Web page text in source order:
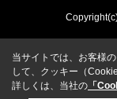
当サイトでは、お客様
して、クッキー（
詳しくは、当社の 「